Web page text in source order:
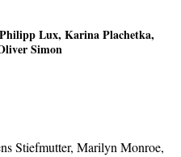
Philipp Lux, Karina Plachetka,
Simon
Stiefmutter, Marilyn Monroe,